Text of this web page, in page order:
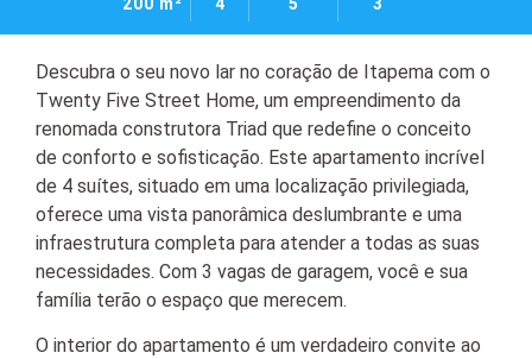
Descubra o seu novo lar no coração de Itapema com o
Twenty Five Street Home, um empreendimento da
renomada construtora Triad que redefine o conceito
de conforto e sofisticação. Este apartamento incrível
de 4 suítes, situado em uma localização privilegiada,
oferece uma vista panorâmica deslumbrante e uma
infraestrutura completa para atender a todas as suas
necessidades. Com 3 vagas de garagem, você e sua
família terão o espaço que merecem.
O interior do apartamento é um verdadeiro convite ao